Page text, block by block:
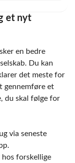
et nyt
en bedre
Du kan
det meste for
gennemføre et
du skal følge for
via seneste
hos forskellige